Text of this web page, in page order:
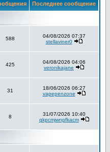
Последнее сообщение
588
04/08/2026 07:37
stellaviner0
425
04/08/2026 04:06
veronikajane
31
18/06/2026 06:27
vapepenzone
8
31/07/2026 10:40
qkpcmjwnpfkacm